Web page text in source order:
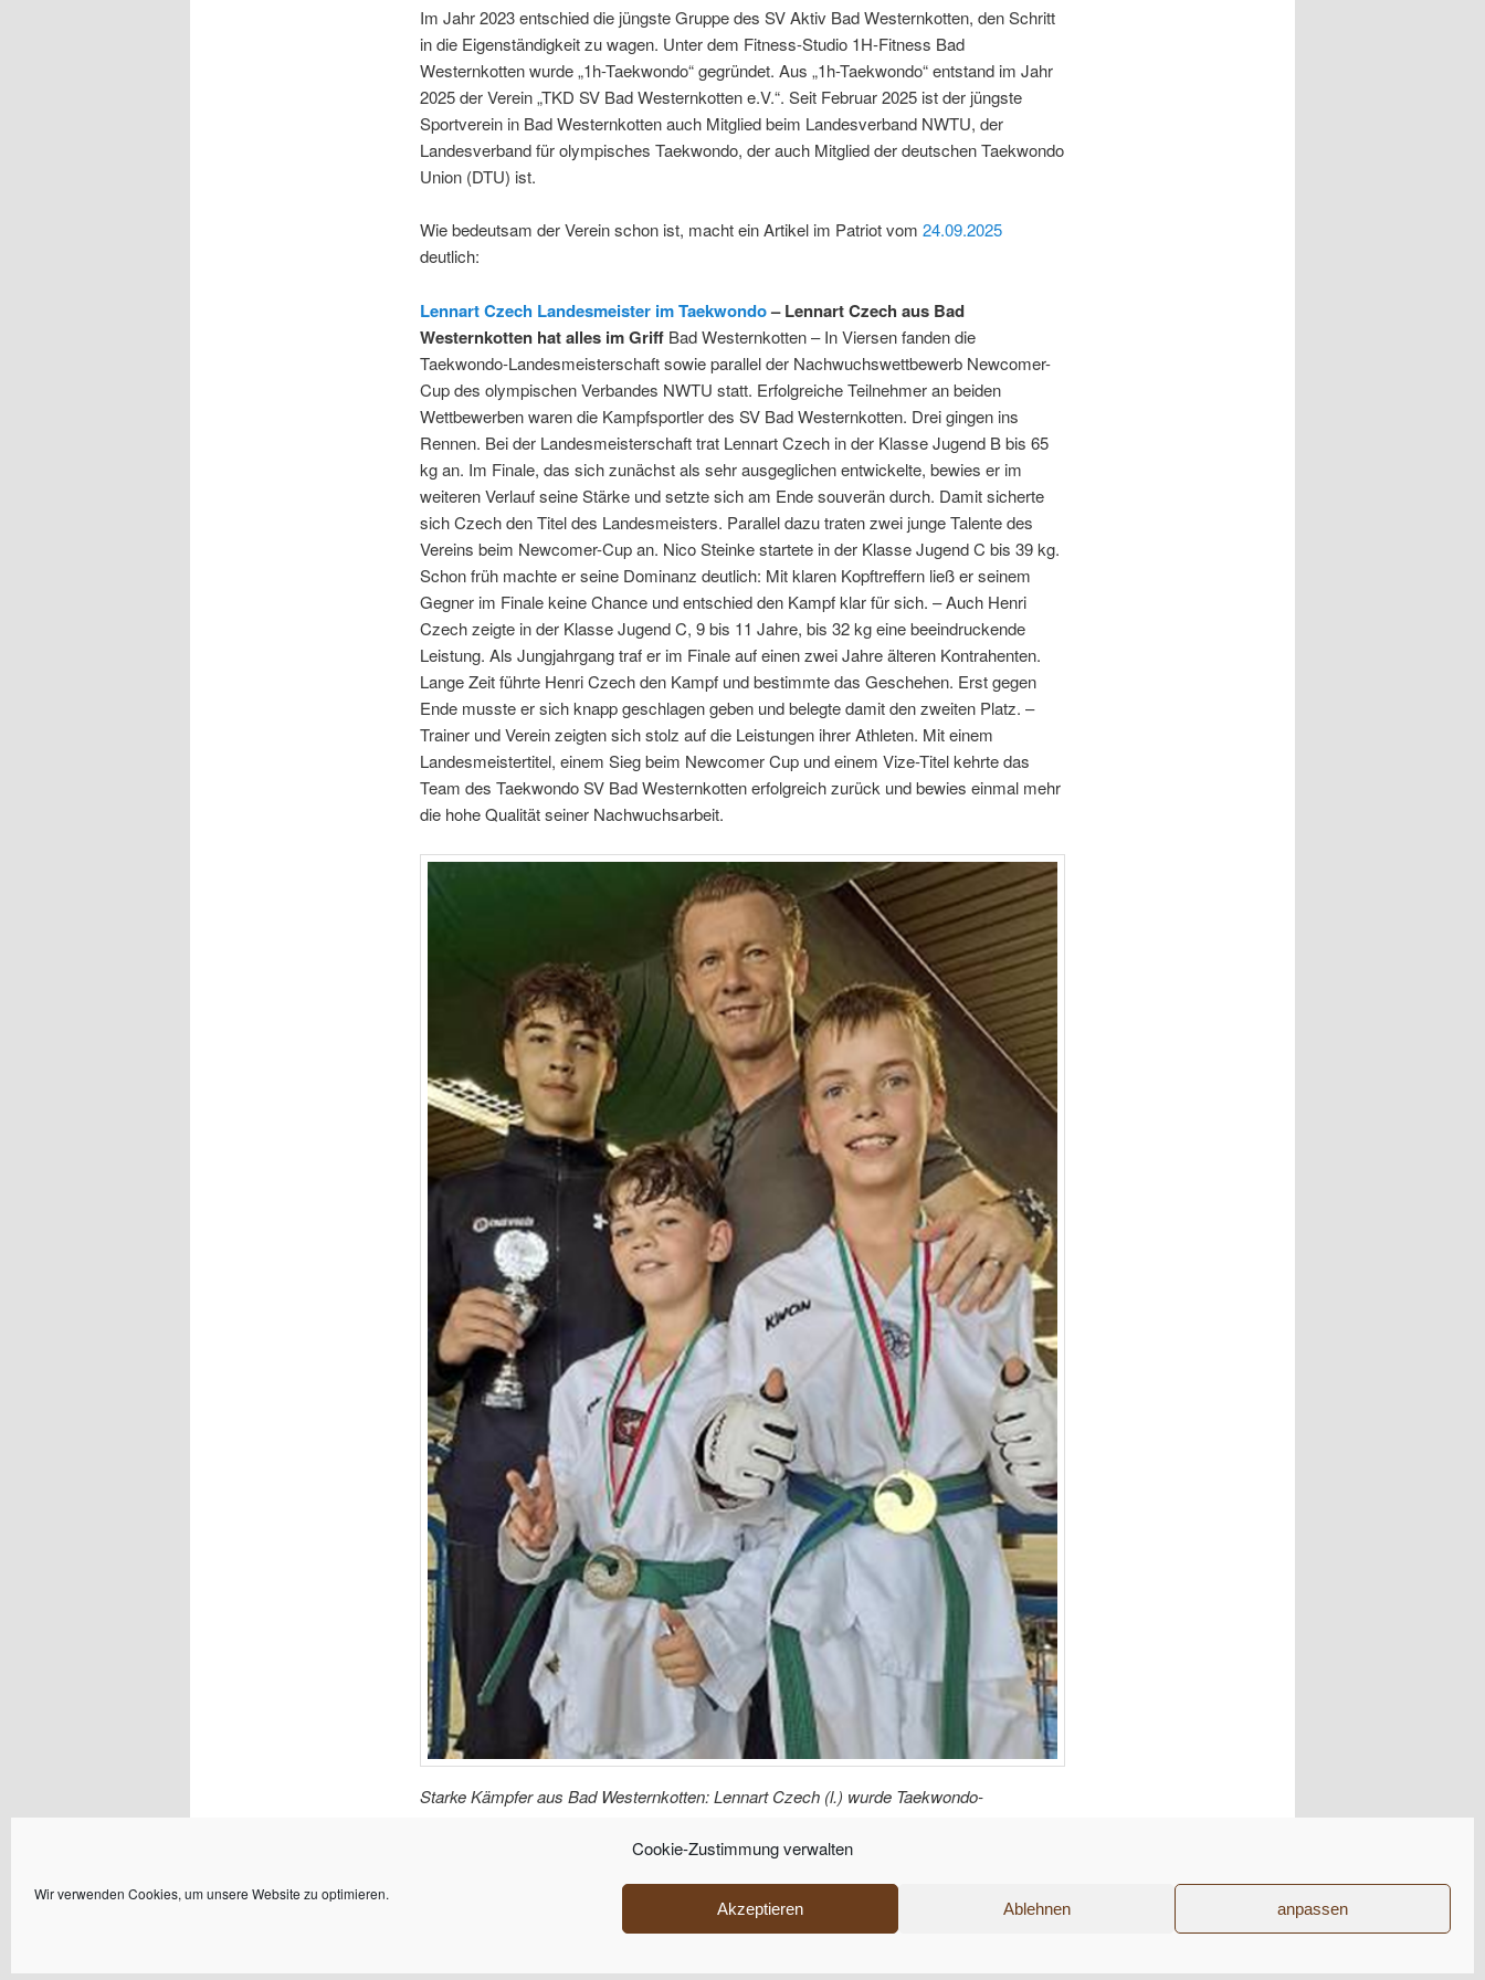
Cookie-Zustimmung verwalten
Wir verwenden Cookies, um unsere Website zu optimieren.
Akzeptieren Ablehnen anpassen
Im Jahr 2023 entschied die jüngste Gruppe des SV Aktiv Bad Westernkotten, den Schritt
in die Eigenständigkeit zu wagen. Unter dem Fitness-Studio 1H-Fitness Bad
Westernkotten wurde „1h-Taekwondo“ gegründet. Aus „1h-Taekwondo“ entstand im Jahr
2025 der Verein „TKD SV Bad Westernkotten e.V.“. Seit Februar 2025 ist der jüngste
Sportverein in Bad Westernkotten auch Mitglied beim Landesverband NWTU, der
Landesverband für olympisches Taekwondo, der auch Mitglied der deutschen Taekwondo
Union (DTU) ist.
Wie bedeutsam der Verein schon ist, macht ein Artikel im Patriot vom 24.09.2025
deutlich:
Lennart Czech Landesmeister im Taekwondo– Lennart Czech aus Bad
Westernkotten hat alles im Griff Bad Westernkotten – In Viersen fanden die
Taekwondo-Landesmeisterschaft sowie parallel der Nachwuchswettbewerb Newcomer-
Cup des olympischen Verbandes NWTU statt. Erfolgreiche Teilnehmer an beiden
Wettbewerben waren die Kampfsportler des SV Bad Westernkotten. Drei gingen ins
Rennen. Bei der Landesmeisterschaft trat Lennart Czech in der Klasse Jugend B bis 65
kg an. Im Finale, das sich zunächst als sehr ausgeglichen entwickelte, bewies er im
weiteren Verlauf seine Stärke und setzte sich am Ende souverän durch. Damit sicherte
sich Czech den Titel des Landesmeisters. Parallel dazu traten zwei junge Talente des
Vereins beim Newcomer-Cup an. Nico Steinke startete in der Klasse Jugend C bis 39 kg.
Schon früh machte er seine Dominanz deutlich: Mit klaren Kopftreffern ließ er seinem
Gegner im Finale keine Chance und entschied den Kampf klar für sich. – Auch Henri
Czech zeigte in der Klasse Jugend C, 9 bis 11 Jahre, bis 32 kg eine beeindruckende
Leistung. Als Jungjahrgang traf er im Finale auf einen zwei Jahre älteren Kontrahenten.
Lange Zeit führte Henri Czech den Kampf und bestimmte das Geschehen. Erst gegen
Ende musste er sich knapp geschlagen geben und belegte damit den zweiten Platz. –
Trainer und Verein zeigten sich stolz auf die Leistungen ihrer Athleten. Mit einem
Landesmeistertitel, einem Sieg beim Newcomer Cup und einem Vize-Titel kehrte das
Team des Taekwondo SV Bad Westernkotten erfolgreich zurück und bewies einmal mehr
die hohe Qualität seiner Nachwuchsarbeit.
Starke Kämpfer aus Bad Westernkotten: Lennart Czech (l.) wurde Taekwondo-
Stolz präsentiert von WordPress